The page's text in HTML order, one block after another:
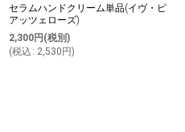
セラムハンドクリーム単品(イヴ・ピ
アッツェローズ)
2,300円 (税別)
(税込 : 2,530 円)